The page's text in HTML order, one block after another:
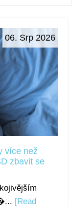
06. Srp 2026
více než
zbavit se
[Read